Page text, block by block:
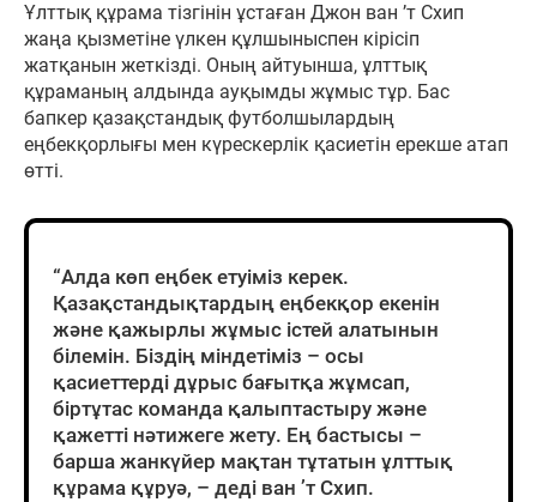
Ұлттық құрама тізгінін ұстаған Джон ван ’т Схип
жаңа қызметіне үлкен құлшыныспен кірісіп
жатқанын жеткізді. Оның айтуынша, ұлттық
құраманың алдында ауқымды жұмыс тұр. Бас
бапкер қазақстандық футболшылардың
еңбекқорлығы мен күрескерлік қасиетін ерекше атап
өтті.
“Алда көп еңбек етуіміз керек.
Қазақстандықтардың еңбекқор екенін
және қажырлы жұмыс істей алатынын
білемін. Біздің міндетіміз – осы
қасиеттерді дұрыс бағытқа жұмсап,
біртұтас команда қалыптастыру және
қажетті нәтижеге жету. Ең бастысы –
барша жанкүйер мақтан тұтатын ұлттық
құрама құруә, – деді ван ’т Схип.